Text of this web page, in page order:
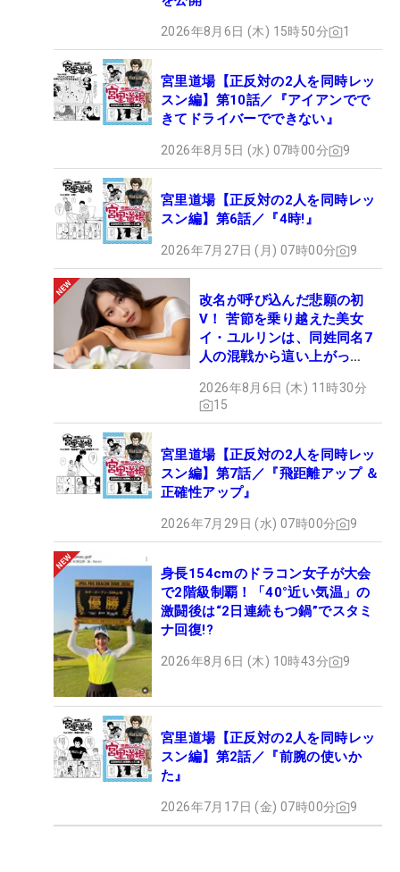
2026年8月6日 (木) 15時50分 1
宮里道場【正反対の2人を同時レッ
スン編】第10話／『アイアンでで
きてドライバーでできない』
2026年8月5日 (水) 07時00分 9
宮里道場【正反対の2人を同時レッ
スン編】第6話／『4時!』
2026年7月27日 (月) 07時00分 9
改名が呼び込んだ悲願の初
V！ 苦節を乗り越えた美女
イ・ユルリンは、同姓同名7
人の混戦から這い上がっ
2026年8月6日 (木) 11時30分
15
宮里道場【正反対の2人を同時レッ
スン編】第7話／『飛距離アップ ＆
正確性アップ』
2026年7月29日 (水) 07時00分 9
身長154cmのドラコン女子が大会
で2階級制覇！「40°近い気温」の
激闘後は“2日連続もつ鍋”でスタミ
ナ回復!?
2026年8月6日 (木) 10時43分 9
宮里道場【正反対の2人を同時レッ
スン編】第2話／『前腕の使いか
た』
2026年7月17日 (金) 07時00分 9